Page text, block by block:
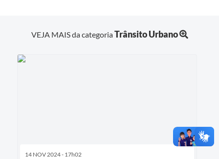
VEJA MAIS da categoriaTrânsito Urbano
14 NOV 2024 - 17h02